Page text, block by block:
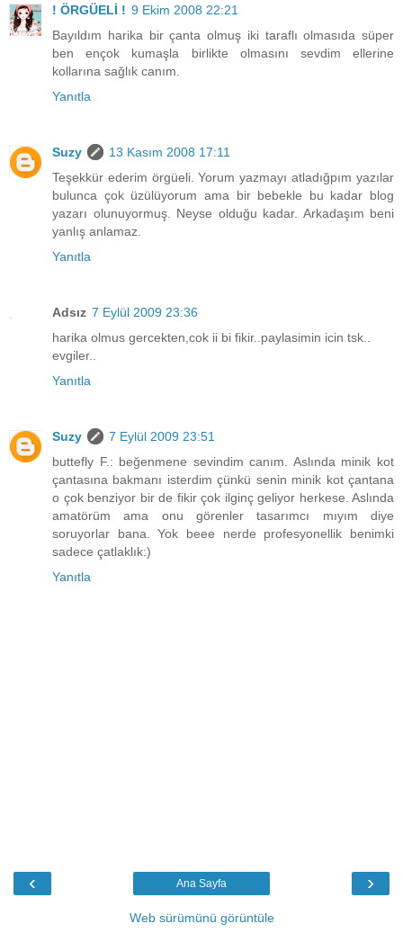
! ÖRGÜELİ ! 9 Ekim 2008 22:21
Bayıldım harika bir çanta olmuş iki taraflı olmasıda süper
ben ençok kumaşla birlikte olmasını sevdim ellerine
kollarına sağlık canım.
Yanıtla
Suzy
13 Kasım 2008 17:11
Teşekkür ederim örgüeli. Yorum yazmayı atladığpım yazılar
bulunca çok üzülüyorum ama bir bebekle bu kadar blog
yazarı olunuyormuş. Neyse olduğu kadar. Arkadaşım beni
yanlış anlamaz.
Yanıtla
Adsız 7 Eylül 2009 23:36
harika olmus gercekten,cok ii bi fikir..paylasimin icin tsk..
evgiler..
Yanıtla
Suzy
7 Eylül 2009 23:51
buttefly F.: beğenmene sevindim canım. Aslında minik kot
çantasına bakmanı isterdim çünkü senin minik kot çantana
o çok benziyor bir de fikir çok ilginç geliyor herkese. Aslında
amatörüm ama onu görenler tasarımcı mıyım diye
soruyorlar bana. Yok beee nerde profesyonellik benimki
sadece çatlaklık:)
Yanıtla
‹ ›
Ana Sayfa
Web sürümünü görüntüle